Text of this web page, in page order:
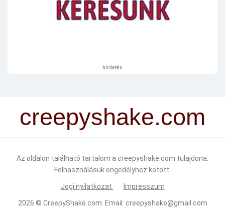
hirdetés
creepyshake.com
Az oldalon található tartalom a creepyshake.com tulajdona.
Felhasználásuk engedélyhez kötött.
Jogi nyilatkozat Impresszum
2026 © CreepyShake.com. Email: creepyshake@gmail.com